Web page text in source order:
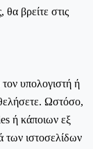
βρείτε στις
υπολογιστή ή
Ωστόσο,
ή κάποιων εξ
των ιστοσελίδων